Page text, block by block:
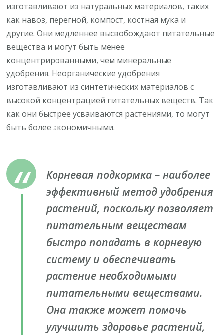
изготавливают из натуральных материалов, таких
как навоз, перегной, компост, костная мука и
другие. Они медленнее высвобождают питательные
вещества и могут быть менее
концентрированными, чем минеральные
удобрения. Неорганические удобрения
изготавливают из синтетических материалов с
высокой концентрацией питательных веществ. Так
как они быстрее усваиваются растениями, то могут
быть более экономичными.
Корневая подкормка – наиболее
эффективный метод удобрения
растений, поскольку позволяет
питательным веществам
быстро попадать в корневую
систему и обеспечивать
растение необходимыми
питательными веществами.
Она также может помочь
улучшить здоровье растений,